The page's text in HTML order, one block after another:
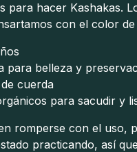
para hacer Kashakas.
con el color
para belleza y
cuerda
para sacudir y
romperse con el uso,
practicando, así